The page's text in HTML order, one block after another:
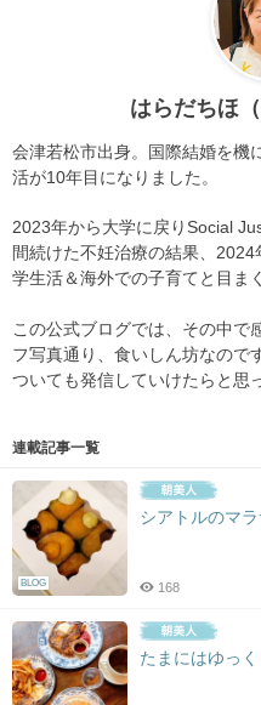
はらだちほ
会津若松市出身。国際結婚を機
活が10年目になりました。
2023年から大学に戻りSocial
間続けた不妊治療の結果、
学生活＆海外での子育てと目ま
この公式ブログでは、その中で
フ写真通り、食いしん坊なので
ついても発信していけたらと思
連載記事一覧
BLOG
シアトルのマ
168
たまにはゆっ